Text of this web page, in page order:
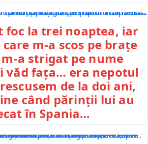
foc la trei noaptea, iar
m-a scos pe brațe
a strigat pe nume
văd fața… era nepotul
de la doi ani,
când părinții lui au
în Spania…